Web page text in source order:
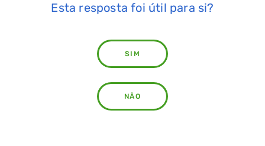
Esta resposta foi útil para si?
SIM
NÃO